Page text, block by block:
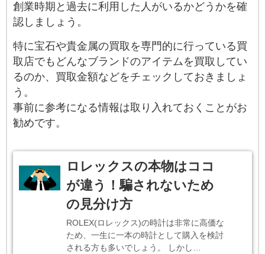
創業時期と過去に利用した人がいるかどうかを確
認しましょう。
特に宝石や貴金属の買取を専門的に行っている買
取店でもどんなブランドのアイテムを買取してい
るのか、買取金額などをチェックしておきましょ
う。
事前に参考になる情報は取り入れておくことがお
勧めです。
ロレックスの本物はココ
が違う！騙されないため
の見分け方
ROLEX(ロレックス)の時計は非常に高価な
ため、一生に一本の時計として購入を検討
される方も多いでしょう。 しかし…